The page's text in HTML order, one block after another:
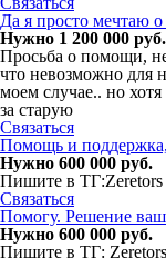
Да я просто мечтаю о
Нужно 1 200 000 руб.
Просьба о помощи,
что невозможно для
моем случае.. но
за старую
Связаться
Помощь и
Нужно 600 000 руб.
Пишите в ТГ:Zeretors
Связаться
Помогу. Решение
Нужно 600 000 руб.
Пишите в ТГ: Zeretors